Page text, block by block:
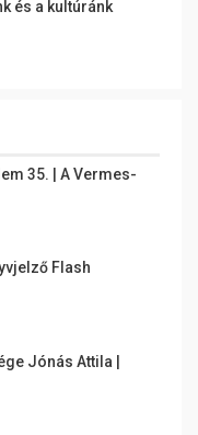
és a kultúránk
35. | A Vermes-
Flash
Jónás Attila |